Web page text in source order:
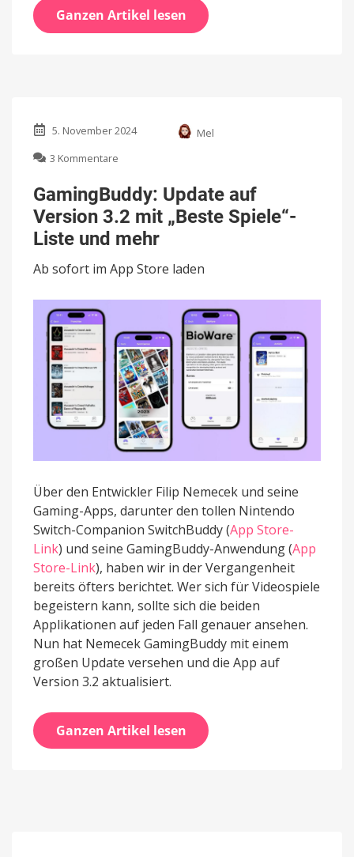
Ganzen Artikel lesen
5. November 2024
Mel
3 Kommentare
Update
auf
Version
3.2
mit
„Beste
Spiele“-
GamingBuddy: Update auf
Version 3.2 mit „Beste Spiele“-
Liste und mehr
Ab sofort im App Store laden
Über den Entwickler Filip Nemecek und seine
Gaming-Apps, darunter den tollen Nintendo
Switch-Companion SwitchBuddy (App Store-
Link) und seine GamingBuddy-Anwendung (App
Store-Link), haben wir in der Vergangenheit
bereits öfters berichtet. Wer sich für Videospiele
begeistern kann, sollte sich die beiden
Applikationen auf jeden Fall genauer ansehen.
Nun hat Nemecek GamingBuddy mit einem
großen Update versehen und die App auf
Version 3.2 aktualisiert.
Ganzen Artikel lesen